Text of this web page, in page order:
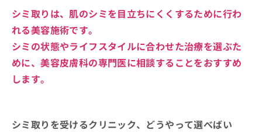
まとめ：心斎橋で評判のシミ取りにおすすめの
クリニック10選
シミ取りは、肌のシミを目立ちにくくするために行わ
れる美容施術です。
シミの状態やライフスタイルに合わせた治療を選ぶた
めに、美容皮膚科の専門医に相談することをおすすめ
します。
シミ取りを受けるクリニック、どうやって選べばい